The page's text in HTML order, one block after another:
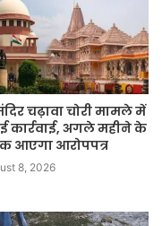
चढ़ावा चोरी मामले में
कार्रवाई, अगले महीने के
आएगा आरोपपत्र
8, 2026